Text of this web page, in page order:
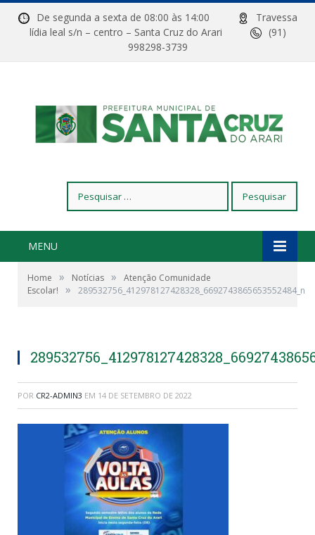
De segunda a sexta de 08:00 às 14:00
Travessa
lídia leal s/n – centro – Santa Cruz do Arari
(91)
998298-3739
por:
MENU
Home » Notícias »
Atenção Comunidade
Escolar!
» 289532756_412978127428328_6692743865653552484_n
POR CR2-ADMIN3 EM 14 DE SETEMBRO DE 2022